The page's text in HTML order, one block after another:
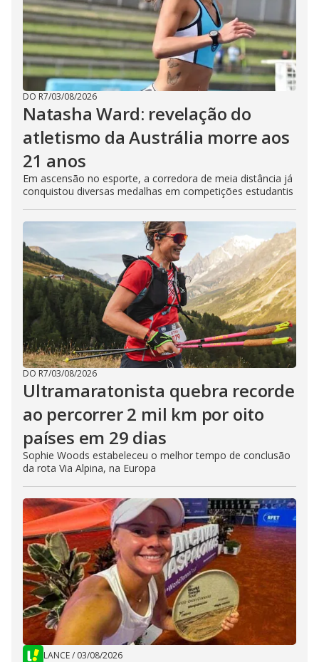
DO R7/03/08/2026
Natasha Ward: revelação do
atletismo da Austrália morre aos
21 anos
Em ascensão no esporte, a corredora de meia distância já
conquistou diversas medalhas em competições estudantis
DO R7/03/08/2026
Ultramaratonista quebra recorde
ao percorrer 2 mil km por oito
países em 29 dias
Sophie Woods estabeleceu o melhor tempo de conclusão
da rota Via Alpina, na Europa
LANCE/ 03/08/2026